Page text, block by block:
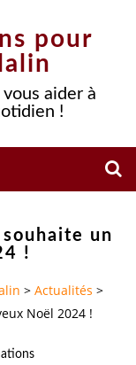
pour
aider à
!
souhaite un
!
> Actualités >
Noël 2024 !